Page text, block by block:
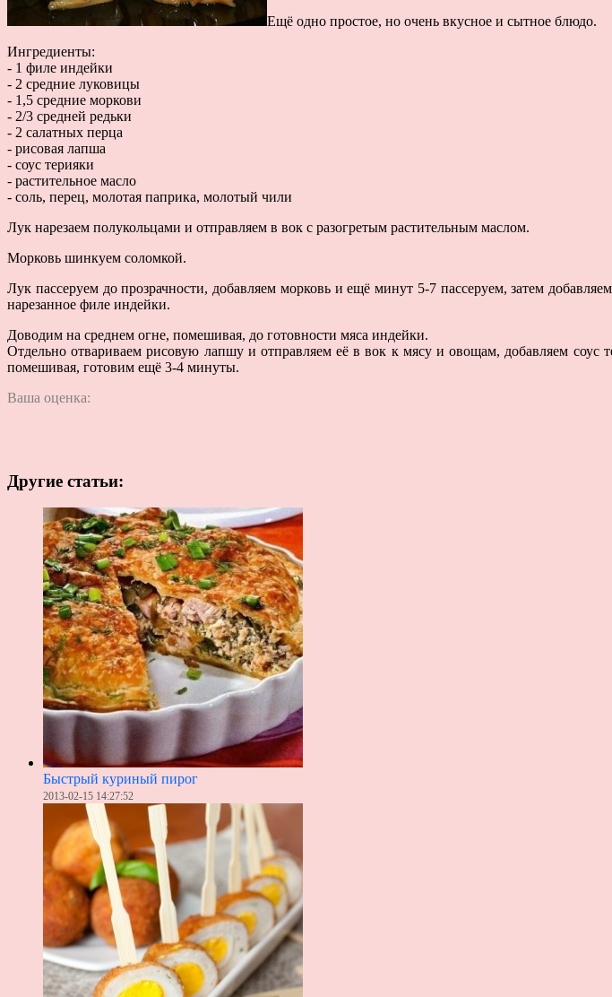
Ещё одно простое, но очень вкусное и сытное блюдо.
Ингредиенты:
- 1 филе индейки
- 2 средние луковицы
- 1,5 средние моркови
- 2/3 средней редьки
- 2 салатных перца
- рисовая лапша
- соус терияки
- растительное масло
- соль, перец, молотая паприка, молотый чили
Лук нарезаем полукольцами и отправляем в вок с разогретым растительным маслом.
Морковь шинкуем соломкой.
Лук пассеруем до прозрачности, добавляем морковь и ещё минут 5-7 пассеруем, затем
нарезанное филе индейки.
Доводим на среднем огне, помешивая, до готовности мяса индейки.
Отдельно отвариваем рисовую лапшу и отправляем её в вок к мясу и овощам, добавляем
помешивая, готовим ещё 3-4 минуты.
Ваша оценка:
Другие статьи:
Быстрый куриный пирог
2013-02-15 14:27:52